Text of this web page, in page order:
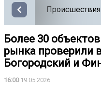
Происшествия
Более 30
рынка проверили
Богородский и
16:0019.05.2026